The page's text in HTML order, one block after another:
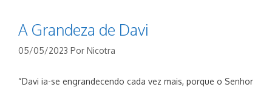
A Grandeza de Davi
05/05/2023 Por Nicotra
“Davi ia-se engrandecendo cada vez mais, porque o Senhor